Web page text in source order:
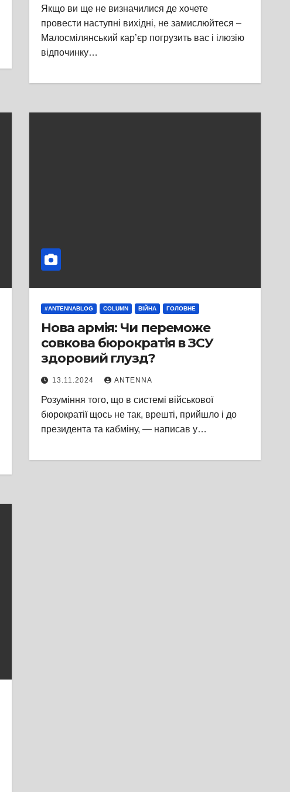
Якщо ви ще не визначилися де хочете
провести наступні вихідні, не замислюйтеся –
Малосмілянський кар’єр погрузить вас і ілюзію
відпочинку…
#ANTENNABLOG COLUMN ВІЙНА ГОЛОВНЕ
Нова армія: Чи переможе
совкова бюрократія в ЗСУ
здоровий глузд?
13.11.2024 ANTENNA
Розуміння того, що в системі військової
бюрократії щось не так, врешті, прийшло і до
президента та кабміну, — написав у…